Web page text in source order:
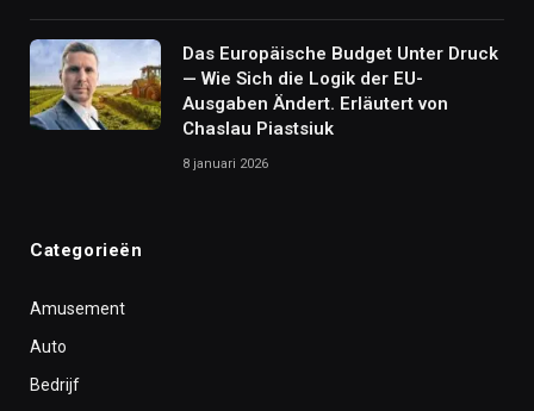
Das Europäische Budget Unter Druck
— Wie Sich die Logik der EU-
Ausgaben Ändert. Erläutert von
Chaslau Piastsiuk
8 januari 2026
Categorieën
Amusement
Auto
Bedrijf